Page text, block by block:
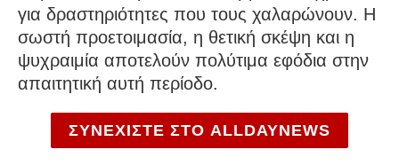
για δραστηριότητες που τους χαλαρώνουν. Η
σωστή προετοιμασία, η θετική σκέψη και η
ψυχραιμία αποτελούν πολύτιμα εφόδια στην
απαιτητική αυτή περίοδο.
ΣΥΝΕΧΙΣΤΕ ΣΤΟ ALLDAYNEWS